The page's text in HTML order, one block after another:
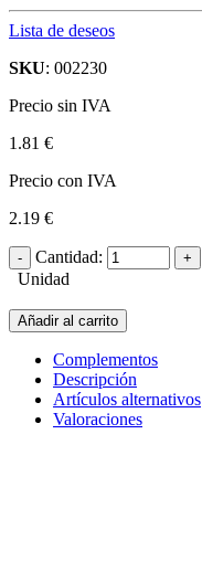
Lista de deseos
SKU: 002230
Precio sin IVA
1.81 €
Precio con IVA
2.19 €
Cantidad:
Unidad
Añadir al carrito
Complementos
Descripción
Artículos alternativos
Valoraciones